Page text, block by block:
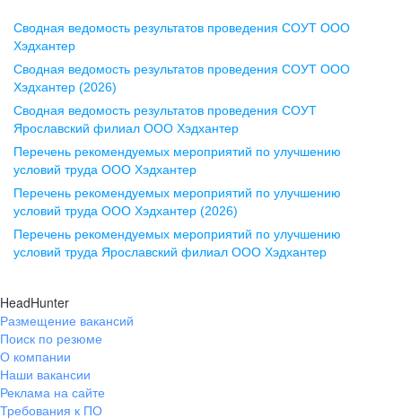
Воронеж
ул. Комиссаржевской, д. 10,
офис 1212
+7 473 280-05-05
pr@vrn.hh.ru
ул. Спартаковская, д. 2А, этаж 3,
помещение 15
+7 843 212-12-50
Екатеринбург
ул. Боевых Дружин, стр. 20,
+7 343 226-79-99
pr@ural.hh.ru
Сводная ведомость результатов проведения СОУТ ООО
Хэдхантер
Сводная ведомость результатов проведения СОУТ ООО
Хэдхантер (2026)
Сводная ведомость результатов проведения СОУТ
Ярославский филиал ООО Хэдхантер
Перечень рекомендуемых мероприятий по улучшению
условий труда ООО Хэдхантер
Перечень рекомендуемых мероприятий по улучшению
условий труда ООО Хэдхантер (2026)
Перечень рекомендуемых мероприятий по улучшению
условий труда Ярославский филиал ООО Хэдхантер
HeadHunter
Размещение вакансий
Поиск по резюме
О компании
Наши вакансии
Реклама на сайте
Требования к ПО